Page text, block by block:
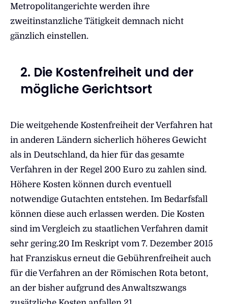
Metropolitangerichte werden ihre
zweitinstanzliche Tätigkeit demnach nicht
gänzlich einstellen.
2. Die Kostenfreiheit und der
mögliche Gerichtsort
Die weitgehende Kostenfreiheit der Verfahren hat
in anderen Ländern sicherlich höheres Gewicht
als in Deutschland, da hier für das gesamte
Verfahren in der Regel 200 Euro zu zahlen sind.
Höhere Kosten können durch eventuell
notwendige Gutachten entstehen. Im Bedarfsfall
können diese auch erlassen werden. Die Kosten
sind im Vergleich zu staatlichen Verfahren damit
sehr gering.20 Im Reskript vom 7. Dezember 2015
hat Franziskus erneut die Gebührenfreiheit auch
für die Verfahren an der Römischen Rota betont,
an der bisher aufgrund des Anwaltszwangs